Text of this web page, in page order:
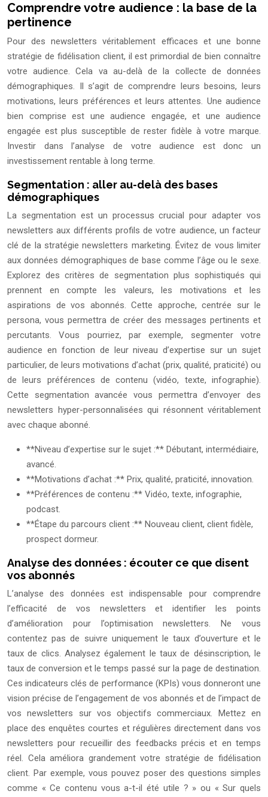
Comprendre votre audience : la base de la
pertinence
Pour des newsletters véritablement efficaces et une bonne
stratégie de fidélisation client, il est primordial de bien connaître
votre audience. Cela va au-delà de la collecte de données
démographiques. Il s’agit de comprendre leurs besoins, leurs
motivations, leurs préférences et leurs attentes. Une audience
bien comprise est une audience engagée, et une audience
engagée est plus susceptible de rester fidèle à votre marque.
Investir dans l’analyse de votre audience est donc un
investissement rentable à long terme.
Segmentation : aller au-delà des bases
démographiques
La segmentation est un processus crucial pour adapter vos
newsletters aux différents profils de votre audience, un facteur
clé de la stratégie newsletters marketing. Évitez de vous limiter
aux données démographiques de base comme l’âge ou le sexe.
Explorez des critères de segmentation plus sophistiqués qui
prennent en compte les valeurs, les motivations et les
aspirations de vos abonnés. Cette approche, centrée sur le
persona, vous permettra de créer des messages pertinents et
percutants. Vous pourriez, par exemple, segmenter votre
audience en fonction de leur niveau d’expertise sur un sujet
particulier, de leurs motivations d’achat (prix, qualité, praticité) ou
de leurs préférences de contenu (vidéo, texte, infographie).
Cette segmentation avancée vous permettra d’envoyer des
newsletters hyper-personnalisées qui résonnent véritablement
avec chaque abonné.
**Niveau d’expertise sur le sujet :** Débutant, intermédiaire,
avancé.
**Motivations d’achat :** Prix, qualité, praticité, innovation.
**Préférences de contenu :** Vidéo, texte, infographie,
podcast.
**Étape du parcours client :** Nouveau client, client fidèle,
prospect dormeur.
Analyse des données : écouter ce que disent
vos abonnés
L’analyse des données est indispensable pour comprendre
l’efficacité de vos newsletters et identifier les points
d’amélioration pour l’optimisation newsletters. Ne vous
contentez pas de suivre uniquement le taux d’ouverture et le
taux de clics. Analysez également le taux de désinscription, le
taux de conversion et le temps passé sur la page de destination.
Ces indicateurs clés de performance (KPIs) vous donneront une
vision précise de l’engagement de vos abonnés et de l’impact de
vos newsletters sur vos objectifs commerciaux. Mettez en
place des enquêtes courtes et régulières directement dans vos
newsletters pour recueillir des feedbacks précis et en temps
réel. Cela améliora grandement votre stratégie de fidélisation
client. Par exemple, vous pouvez poser des questions simples
comme « Ce contenu vous a-t-il été utile ? » ou « Sur quels